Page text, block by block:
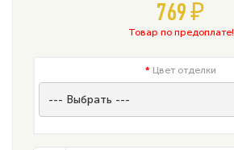
769 ₽
Товар по предоплате!
Цвет отделки